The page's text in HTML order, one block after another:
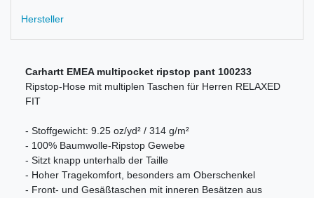
Hersteller
Carhartt EMEA multipocket ripstop pant 100233
Ripstop-Hose mit multiplen Taschen für Herren RELAXED
FIT
- Stoffgewicht: 9.25 oz/yd² / 314 g/m²
- 100% Baumwolle-Ripstop Gewebe
- Sitzt knapp unterhalb der Taille
- Hoher Tragekomfort, besonders am Oberschenkel
- Front- und Gesäßtaschen mit inneren Besätzen aus